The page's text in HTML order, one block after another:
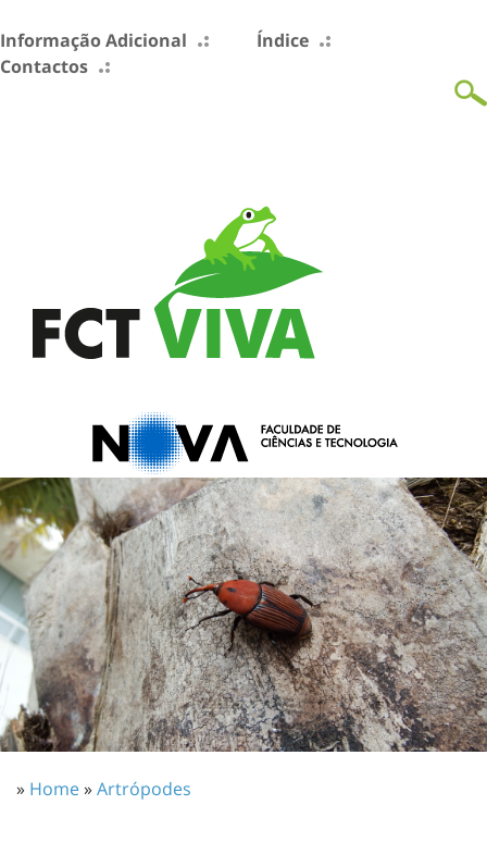
Informação Adicional
Índice
Contactos
» Home»Artrópodes